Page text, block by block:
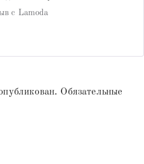
с Lamoda
Обязательные